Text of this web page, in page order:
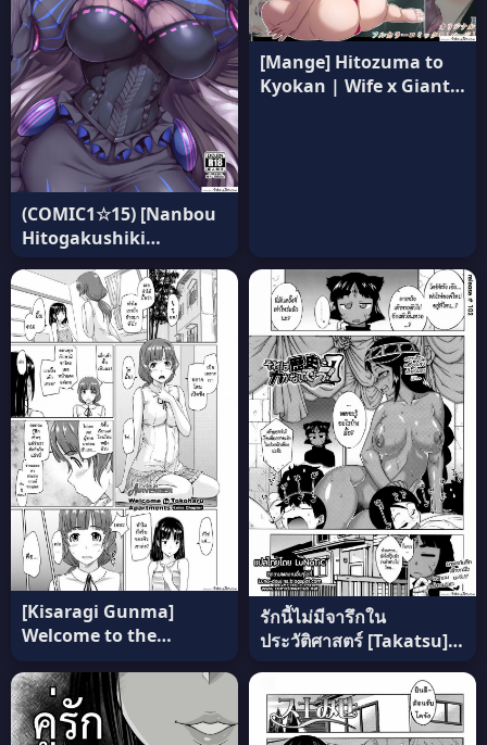
(COMIC1☆15) [Nanbou
Hitogakushiki
(Nakamura Regura)]
Seidoku no Ato ni…
(Fate/Grand Order) ซับ
ไทย
[Mange] Hitozuma to
Kyokan | Wife x Giant
[Kisaragi Gunma]
Welcome to the
apartment of
everlasting spring
come to me ภาค 0 แปล
ไทย
รักนี้ไม่มีจารึกใน
ประวัติศาสตร์ [Takatsu]
Sore Wa Rekishi Ni
Kakanaide! ภาค 7 (แปล
ไทย)